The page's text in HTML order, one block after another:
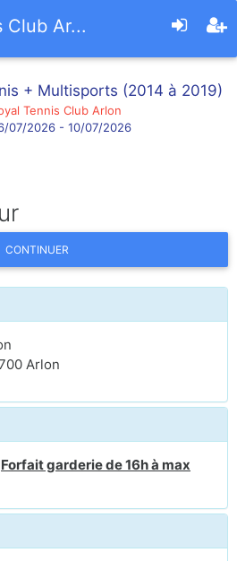
Club Ar...
+ Multisports (2014 à 2019)
Tennis Club Arlon
07/2026 - 10/07/2026
CONTINUER
Arlon
Forfait garderie de 16h à max